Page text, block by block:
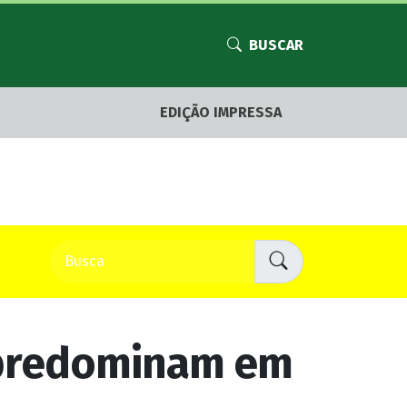
BUSCAR
EDIÇÃO IMPRESSA